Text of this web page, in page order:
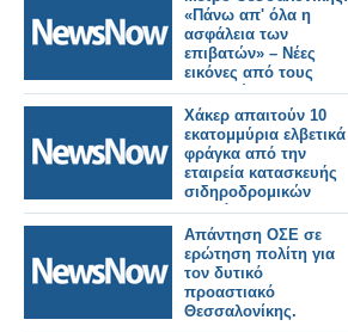
στα ιδιωτικά
φαρμακεία
«Πάνω απ' όλα η
ασφάλεια των
επιβατών» – Νέες
εικόνες από τους
σταθμούς της
Καλαμαριάς.
Χάκερ απαιτούν 10
εκατομμύρια ελβετικά
φράγκα από την
εταιρεία κατασκευής
σιδηροδρομικών
οχημάτων Stadler.
Απάντηση ΟΣΕ σε
ερώτηση πολίτη για
τον δυτικό
προαστιακό
Θεσσαλονίκης.